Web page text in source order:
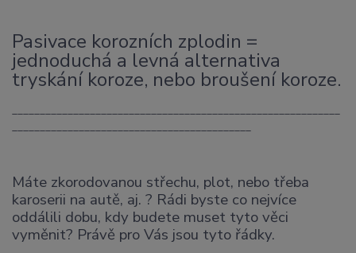
Pasivace korozních zplodin =
jednoduchá a levná alternativa
tryskání koroze, nebo broušení koroze.
___________________________________________________________
___________________________________________
Máte zkorodovanou střechu, plot, nebo třeba
karoserii na autě, aj. ? Rádi byste co nejvíce
oddálili dobu, kdy budete muset tyto věci
vyměnit? Právě pro Vás jsou tyto řádky.